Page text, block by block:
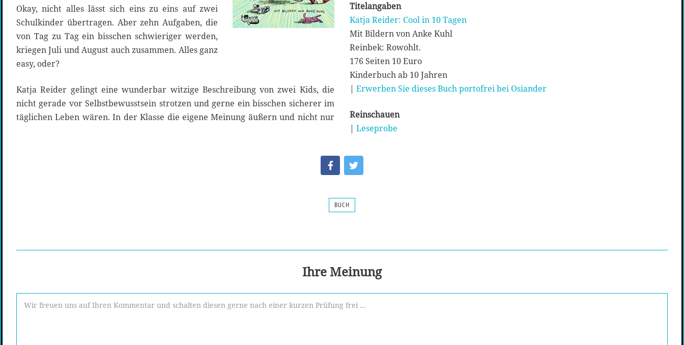
Okay, nicht alles lässt sich eins zu eins auf zwei
Schulkinder übertragen. Aber zehn Aufgaben, die
von Tag zu Tag ein bisschen schwieriger werden,
kriegen Juli und August auch zusammen. Alles ganz
easy, oder?
Katja Reider gelingt eine wunderbar witzige Beschreibung von zwei Kids, die
nicht gerade vor Selbstbewusstsein strotzen und gerne ein bisschen sicherer im
täglichen Leben wären. In der Klasse die eigene Meinung äußern und nicht nur
Titelangaben
Katja Reider: Cool in 10 Tagen
Mit Bildern von Anke Kuhl
Reinbek: Rowohlt.
176 Seiten 10 Euro
Kinderbuch ab 10 Jahren
| Erwerben Sie dieses Buch portofrei bei Osiander
Reinschauen
| Leseprobe
BUCH
Ihre Meinung